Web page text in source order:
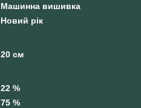
Машинна вишивка
Новий рік
20 см
22 %
75 %